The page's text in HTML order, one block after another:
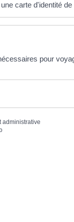
carte d'identité
pour
administrative